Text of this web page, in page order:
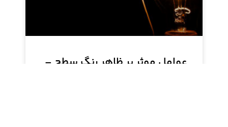
عوامل موثر بر ظاهر رنگ سطح –